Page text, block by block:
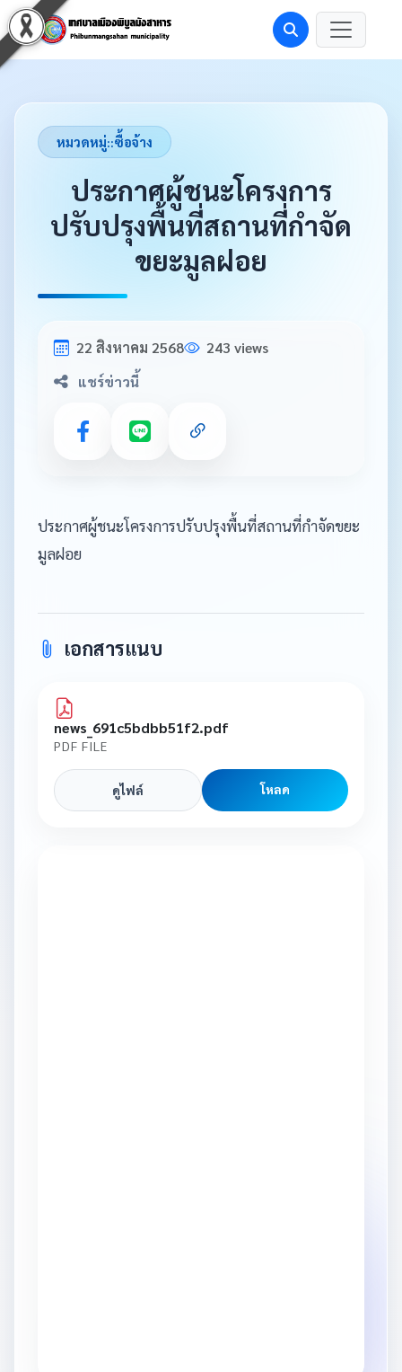
หมวดหมู่::ซื้อจ้าง
ประกาศผู้ชนะโครงการ
ปรับปรุงพื้นที่สถานที่กำจัด
ขยะมูลฝอย
22 สิงหาคม 2568 243 views
แชร์ข่าวนี้
ประกาศผู้ชนะโครงการปรับปรุงพื้นที่สถานที่กำจัดขยะ
มูลฝอย
เอกสารแนบ
news_691c5bdbb51f2.pdf
PDF FILE
ดูไฟล์ โหลด